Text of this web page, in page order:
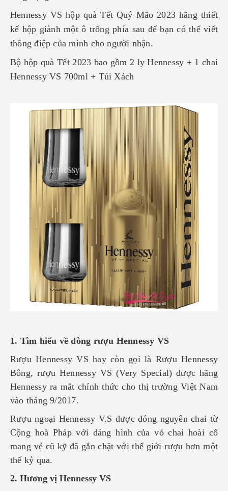
Hennessy VS hộp quà Tết Quý Mão 2023 hãng thiết
kế hộp giành một ô trống phía sau để bạn có thể viết
thông điệp của mình cho người nhận.
Bộ hộp quà Tết 2023 bao gồm 2 ly Hennessy + 1 chai
Hennessy VS 700ml + Túi Xách
1. Tìm hiểu về dòng rượu Hennessy VS
Rượu Hennessy VS hay còn gọi là Rượu Hennessy
Bông, rượu Hennessy VS (Very Special) được hãng
Hennessy ra mắt chính thức cho thị trường Việt Nam
vào tháng 9/2017.
Rượu ngoại Hennessy V.S được đóng nguyên chai từ
Cộng hoà Pháp với dáng hình của vỏ chai hoài cổ
mang vẻ cũ kỹ đã gắn chặt với thế giới rượu hơn một
thế kỷ qua.
2. Hương vị Hennessy VS